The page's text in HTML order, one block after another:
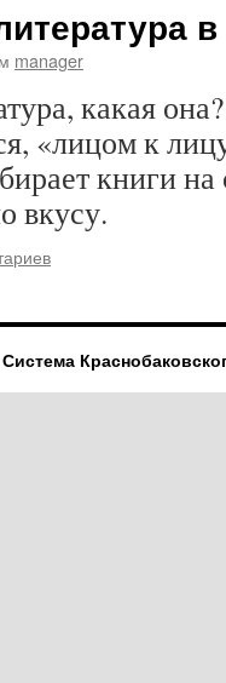
manager
какая
«лицом к
книги на
вкусу.